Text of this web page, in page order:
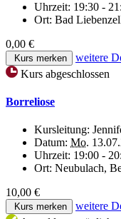
Uhrzeit: 19:30 -
Ort: Bad
0,00 €
Kurs merken
weitere
Kurs abgeschlossen
Borreliose
Kursleitung:
Datum: Mo.
Uhrzeit: 19:00 -
Ort: Neubulach,
10,00 €
Kurs merken
weitere